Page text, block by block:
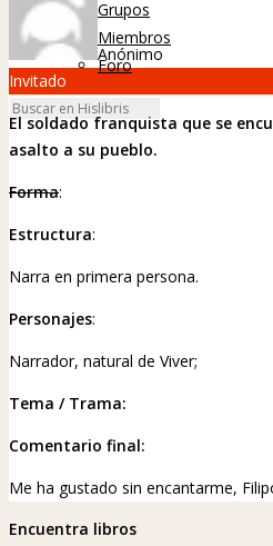
Grupos
Miembros
Foro
Anónimo
Invitado
El soldado franquista que se
asalto a su pueblo.
Forma:
Estructura:
Narra en primera persona.
Personajes:
Narrador, natural de Viver;
Tema / Trama:
Comentario final:
Me ha gustado sin encantarme,
Encuentra libros